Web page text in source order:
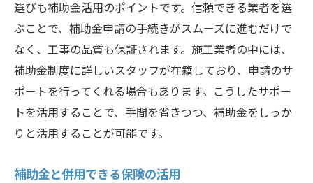
選びも補助金活用のポイントです。信頼できる業者を選
ぶことで、補助金申請の手続きがスムーズに進むだけで
なく、工事の品質も保証されます。施工業者の中には、
補助金制度に詳しいスタッフが在籍しており、申請のサ
ポートを行ってくれる場合もあります。こうしたサポー
トを活用することで、手間を省きつつ、補助金をしっか
りと活用することが可能です。
補助金と併用できる保険の活用